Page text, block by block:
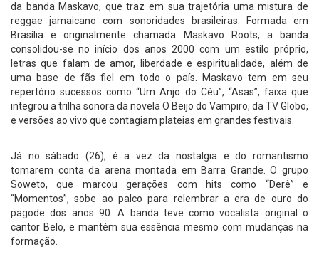
da banda Maskavo, que traz em sua trajetória uma mistura de
reggae jamaicano com sonoridades brasileiras. Formada em
Brasília e originalmente chamada Maskavo Roots, a banda
consolidou-se no início dos anos 2000 com um estilo próprio,
letras que falam de amor, liberdade e espiritualidade, além de
uma base de fãs fiel em todo o país. Maskavo tem em seu
repertório sucessos como “Um Anjo do Céu”, “Asas”, faixa que
integrou a trilha sonora da novela O Beijo do Vampiro, da TV Globo,
e versões ao vivo que contagiam plateias em grandes festivais.
Já no sábado (26), é a vez da nostalgia e do romantismo
tomarem conta da arena montada em Barra Grande. O grupo
Soweto, que marcou gerações com hits como “Derê” e
“Momentos”, sobe ao palco para relembrar a era de ouro do
pagode dos anos 90. A banda teve como vocalista original o
cantor Belo, e mantém sua essência mesmo com mudanças na
formação.